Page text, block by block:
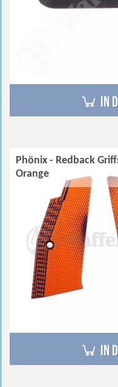
in
Phönix - Redback
Orange
in